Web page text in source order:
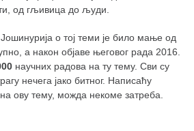
од гљивица до људи.
о тој теми је било мање од
а након објаве његовог рада 2016.
научних радова на ту тему. Сви су
нечега јако битног. Написаћу
ову тему, можда некоме затреба.